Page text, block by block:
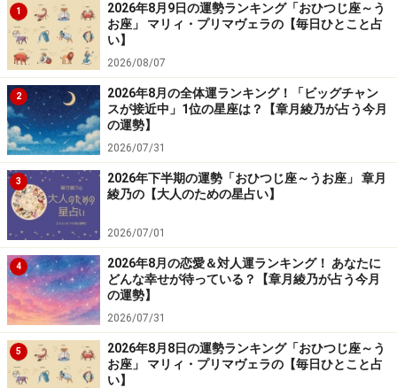
しし座／獅子座（7月23日～8月22日生ま
れ）
目指せ、上機嫌！
ハッピーゴーイング！
＞【詳しく見る】全体運、社交運、恋愛運などはこちら
1
2026年8月9日の運勢ランキング「おひつじ座～う
お座」 マリィ・プリマヴェラの【毎日ひとこと占
い】
2026/08/07
2
2026年8月の全体運ランキング！「ビッグチャン
スが接近中」1位の星座は？【章月綾乃が占う今月
の運勢】
2026/07/31
3
2026年下半期の運勢「おひつじ座～うお座」 章月
綾乃の【大人のための星占い】
2026/07/01
4
2026年8月の恋愛＆対人運ランキング！ あなたに
どんな幸せが待っている？【章月綾乃が占う今月
の運勢】
2026/07/31
5
2026年8月8日の運勢ランキング「おひつじ座～う
お座」 マリィ・プリマヴェラの【毎日ひとこと占
い】